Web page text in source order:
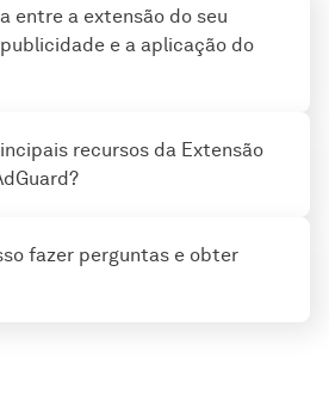
entre a extensão do seu
e a aplicação do
recursos da Extensão
fazer perguntas e obter